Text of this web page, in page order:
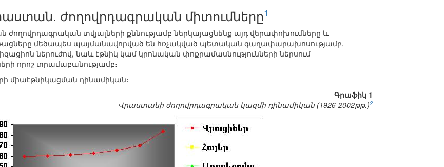
ժողովրդագրական միտումները1
տվյալների քննությամբ ներկայացնենք այդ վերափոխումները և
մեծապես պայմանավորված են հռչակված պետական գաղափարախոսությամբ,
ներուժով, նաև էթնիկ կամ կրոնական փոքրամասնությունների ներսում
որոշ տրամաբանությամբ։
միաէթնիկացման դինամիկան։
Գրաֆիկ 1
Վրաստանի ժողովրդագրական կազմի դինամիկան (1926-2002թթ.)2